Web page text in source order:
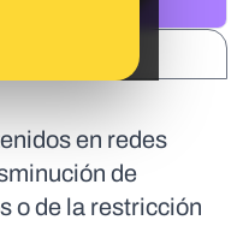
en redes
de
o de la restricción